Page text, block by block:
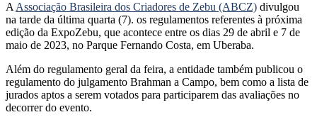
A Associação Brasileira dos Criadores de Zebu (ABCZ) divulgou
na tarde da última quarta (7). os regulamentos referentes à próxima
edição da ExpoZebu, que acontece entre os dias 29 de abril e 7 de
maio de 2023, no Parque Fernando Costa, em Uberaba.
Além do regulamento geral da feira, a entidade também publicou o
regulamento do julgamento Brahman a Campo, bem como a lista de
jurados aptos a serem votados para participarem das avaliações no
decorrer do evento.